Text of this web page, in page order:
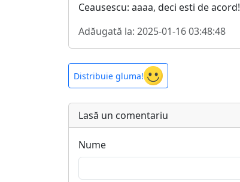
Ceausescu: aaaa, deci esti de acord!
Adăugată la: 2025-01-16 03:48:48
Distribuie gluma!
Lasă un comentariu
Nume